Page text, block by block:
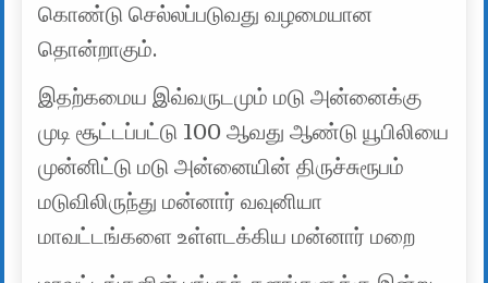
கொண்டு செல்லப்படுவது வழமையான
தொன்றாகும்.
இதற்கமைய இவ்வருடமும் மடு அன்னைக்கு
முடி சூட்டப்பட்டு 100 ஆவது ஆண்டு யூபிலியை
முன்னிட்டு மடு அன்னையின் திருச்சுரூபம்
மடுவிலிருந்து மன்னார் வவுனியா
மாவட்டங்களை உள்ளடக்கிய மன்னார் மறை